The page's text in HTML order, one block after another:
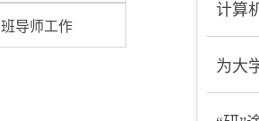
班导师工作
计算
为大